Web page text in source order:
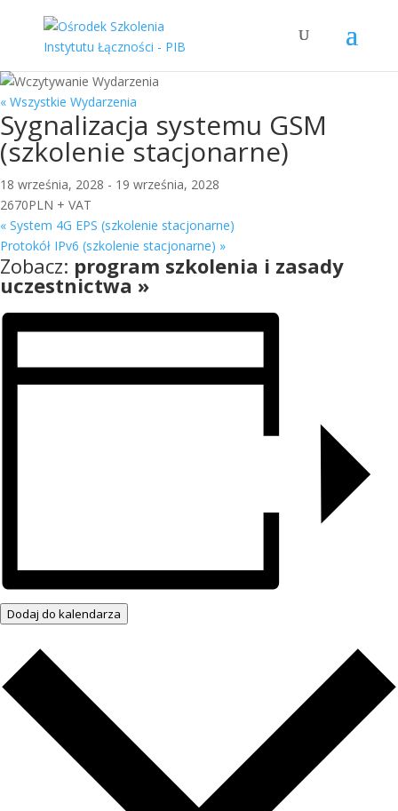
« Wszystkie Wydarzenia
Sygnalizacja systemu GSM
(szkolenie stacjonarne)
18 września, 2028 - 19 września, 2028
2670PLN + VAT
« System 4G EPS (szkolenie stacjonarne)
Protokół IPv6 (szkolenie stacjonarne) »
Zobacz: program szkolenia i zasady
uczestnictwa »
Dodaj do kalendarza